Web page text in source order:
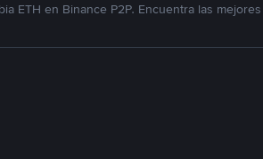
ETH en Binance P2P. Encuentra las